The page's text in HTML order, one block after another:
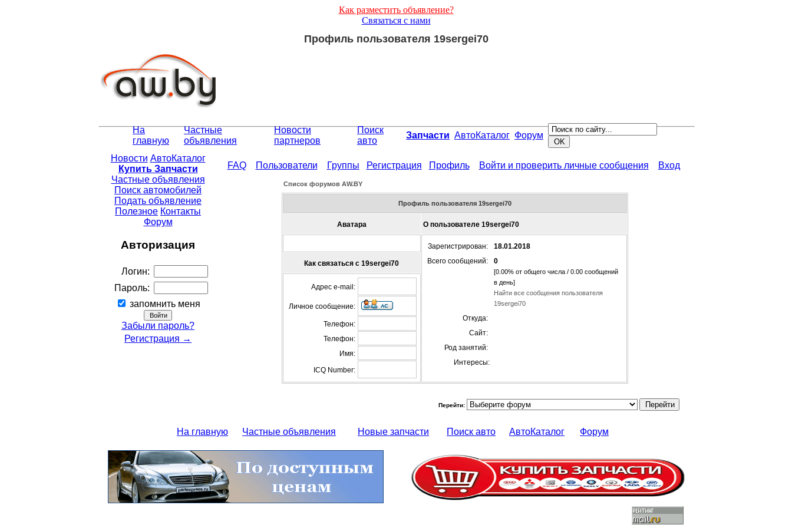
Как разместить объявление?
Связаться с нами
Профиль пользователя 19sergei70
На
главную
Частные
объявления
Новости
партнеров
Поиск
авто
Запчасти АвтоКаталог Форум
Новости АвтоКаталог
Купить Запчасти
Частные объявления
Поиск автомобилей
Подать объявление
Полезное Контакты
Форум
Авторизация
Логин:
Пароль:
запомнить меня
Забыли пароль?
Регистрация →
FAQ Пользователи Группы Регистрация Профиль Войти и проверить личные сообщения Вход
Список форумов АW.BY
Профиль пользователя 19sergei70
Аватара О пользователе 19sergei70
Зарегистрирован:
18.01.2018
Всего сообщений:
0
[0.00% от общего числа / 0.00 сообщений
в день]
Найти все сообщения пользователя
19sergei70
Откуда:
Сайт:
Род занятий:
Интересы:
Как связаться с 19sergei70
Адрес e-mail:
Личное сообщение:
Телефон:
Телефон:
Имя:
ICQ Number:
Перейти:
На главную Частные объявления Новые запчасти Поиск авто АвтоКаталог Форум